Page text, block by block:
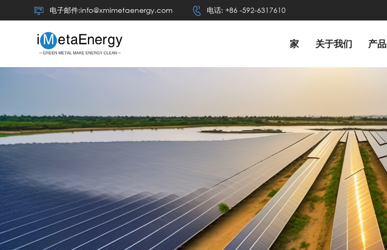
电子邮件:info@xmimetaenergy.com 电话: +86 -592-6317610
家 关于我们 产品